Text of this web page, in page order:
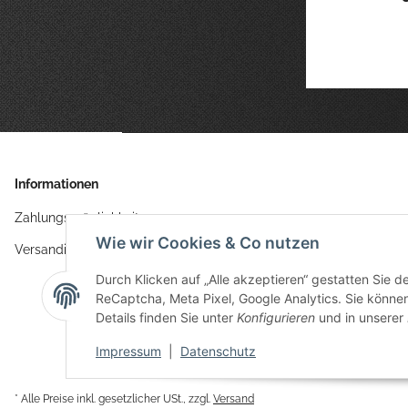
Informationen
Zahlungsmöglichkeiten
Versandinformationen
* Alle Preise inkl. gesetzlicher USt., zzgl. Versand
Wie wir Cookies & Co nutzen
Durch Klicken auf „Alle akzeptieren“ gestatten Sie
ReCaptcha, Meta Pixel, Google Analytics. Sie
Details finden Sie unter Konfigurieren und in unserer
Impressum Datenschutz